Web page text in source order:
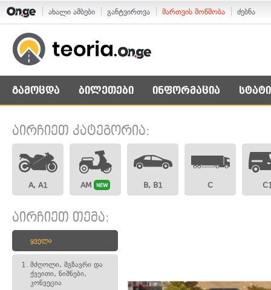
ახალი ამბები განტვირთვა მართვის მოწმობა ძებნა
გამოცდა ბილეთები ინფორმაცია
აირჩიეთ კატეგორია:
A, A1 AM NEW B, B1 C
აირჩიეთ თემა:
ყველა
1. მძღოლი, მგზავრი და
ქვეითი, ნიშნები,
კონვეცია